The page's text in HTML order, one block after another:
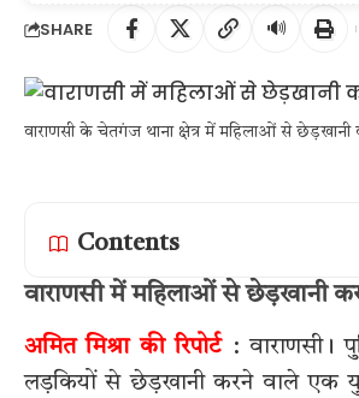
SHARE 🔊
वाराणसी के चेतगंज थाना क्षेत्र में महिलाओं से
Contents
वाराणसी में महिलाओं से छेड़खानी
अमित मिश्रा की रिपोर्ट: वाराणसी।
लड़कियों से छेड़खानी करने वाले एक